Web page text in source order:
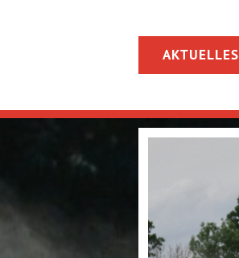
AKTUELLES